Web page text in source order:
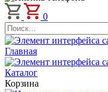
0
Главная
Каталог
Корзина